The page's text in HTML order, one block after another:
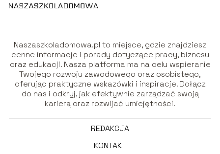
Naszaszkoladomowa.pl to miejsce, gdzie znajdziesz
cenne informacje i porady dotyczące pracy, biznesu
oraz edukacji. Nasza platforma ma na celu wspieranie
Twojego rozwoju zawodowego oraz osobistego,
oferując praktyczne wskazówki i inspiracje. Dołącz
do nas i odkryj, jak efektywnie zarządzać swoją
karierą oraz rozwijać umiejętności.
REDAKCJA
KONTAKT